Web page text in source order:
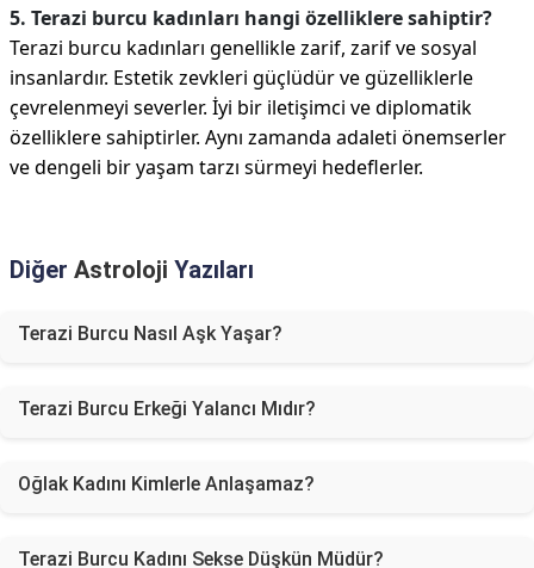
5. Terazi burcu kadınları hangi özelliklere sahiptir?
Terazi burcu kadınları genellikle zarif, zarif ve sosyal
insanlardır. Estetik zevkleri güçlüdür ve güzelliklerle
çevrelenmeyi severler. İyi bir iletişimci ve diplomatik
özelliklere sahiptirler. Aynı zamanda adaleti önemserler
ve dengeli bir yaşam tarzı sürmeyi hedeflerler.
Diğer Astroloji Yazıları
Terazi Burcu Nasıl Aşk Yaşar?
Terazi Burcu Erkeği Yalancı Mıdır?
Oğlak Kadını Kimlerle Anlaşamaz?
Terazi Burcu Kadını Sekse Düşkün Müdür?